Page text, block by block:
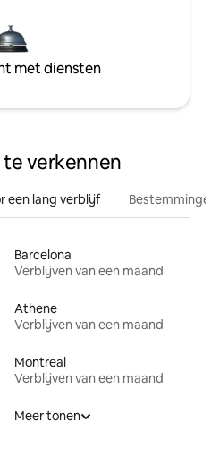
met diensten
verkennen
een lang verblijf
Barcelona
Verblijven van een maand
Athene
Verblijven van een maand
Montreal
Verblijven van een maand
Meer tonen